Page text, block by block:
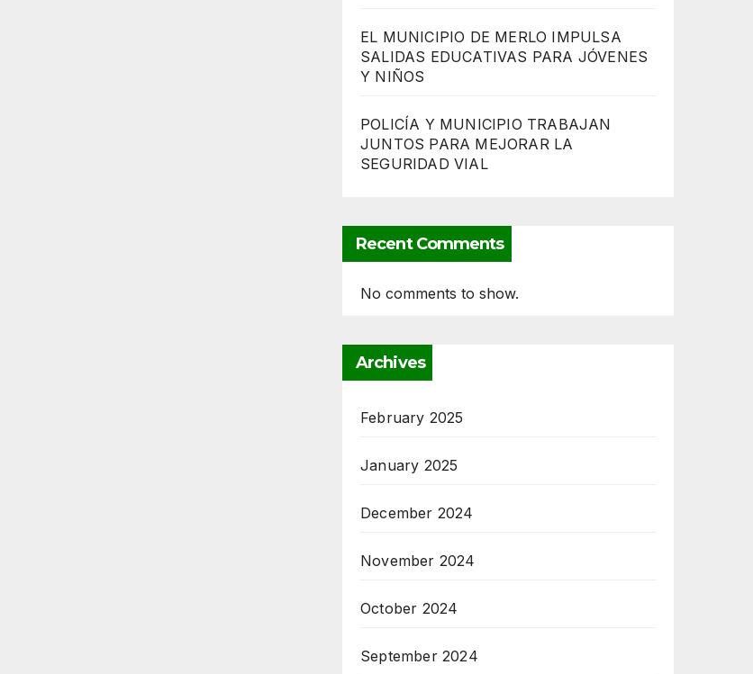
EL MUNICIPIO DE MERLO IMPULSA
SALIDAS EDUCATIVAS PARA JÓVENES
Y NIÑOS
POLICÍA Y MUNICIPIO TRABAJAN
JUNTOS PARA MEJORAR LA
SEGURIDAD VIAL
Recent Comments
No comments to show.
Archives
February 2025
January 2025
December 2024
November 2024
October 2024
September 2024